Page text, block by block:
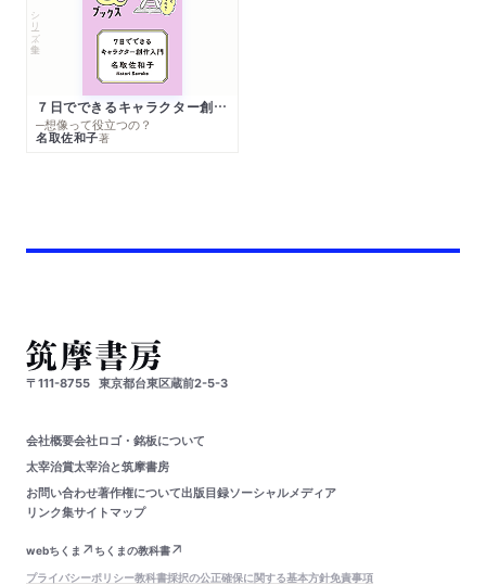
シリーズ・全集
７日でできるキャラクター創作入門
─想像って役立つの？
名取佐和子著
〒111-8755 東京都台東区蔵前2-5-3
会社概要会社ロゴ・銘板について
太宰治賞太宰治と筑摩書房
お問い合わせ著作権について出版目録ソーシャルメディア
リンク集サイトマップ
webちくま
ちくまの教科書
プライバシーポリシー教科書採択の公正確保に関する基本方針免責事項